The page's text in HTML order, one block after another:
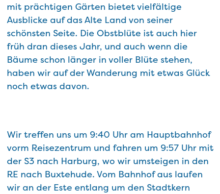
mit prächtigen Gärten bietet vielfältige
Ausblicke auf das Alte Land von seiner
schönsten Seite. Die Obstblüte ist auch hier
früh dran dieses Jahr, und auch wenn die
Bäume schon länger in voller Blüte stehen,
haben wir auf der Wanderung mit etwas Glück
noch etwas davon.
Wir treffen uns um 9:40 Uhr am Hauptbahnhof
vorm Reisezentrum und fahren um 9:57 Uhr mit
der S3 nach Harburg, wo wir umsteigen in den
RE nach Buxtehude. Vom Bahnhof aus laufen
wir an der Este entlang um den Stadtkern